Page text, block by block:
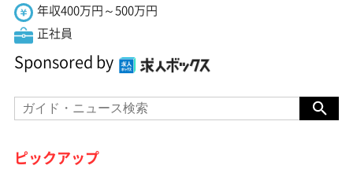
年収400万円～500万円
正社員
Sponsored by
ピックアップ